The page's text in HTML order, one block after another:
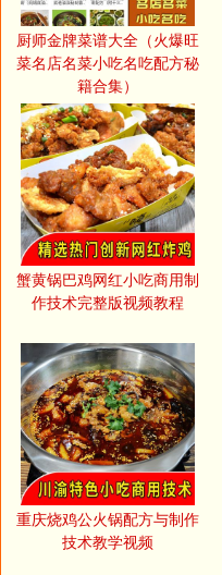
厨师金牌菜谱大全（火爆旺
菜名店名菜小吃名吃配方秘
籍合集）
蟹黄锅巴鸡网红小吃商用制
作技术完整版视频教程
重庆烧鸡公火锅配方与制作
技术教学视频